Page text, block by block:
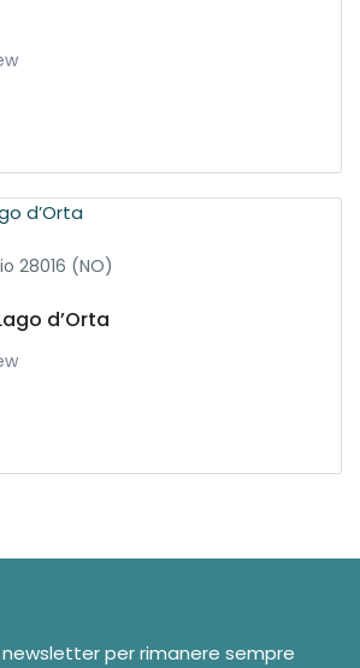
28016 (NO)
d’Orta
per rimanere sempre